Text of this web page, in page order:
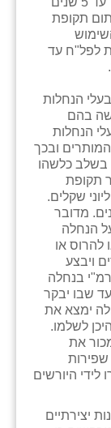
תקופת
לפל"ח עד
הנחלות
בהם
הנחלות
ובכך
בשלב כלשהו
תקופת
שקלים.
מדובר
הנחלה
להרוס או
ויבצע
בנחלה
שבו יבקר
ימצא את
לשלמו.
את
היורשים
יצירתיים